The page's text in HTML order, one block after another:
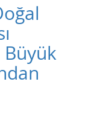
Büyük